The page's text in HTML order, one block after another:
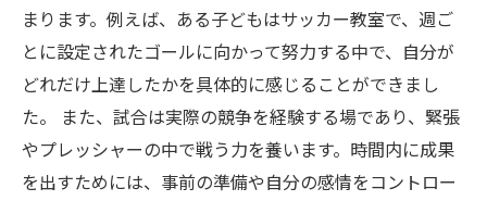
まります。例えば、ある子どもはサッカー教室で、週ご
とに設定されたゴールに向かって努力する中で、自分が
どれだけ上達したかを具体的に感じることができまし
た。 また、試合は実際の競争を経験する場であり、緊張
やプレッシャーの中で戦う力を養います。時間内に成果
を出すためには、事前の準備や自分の感情をコントロー